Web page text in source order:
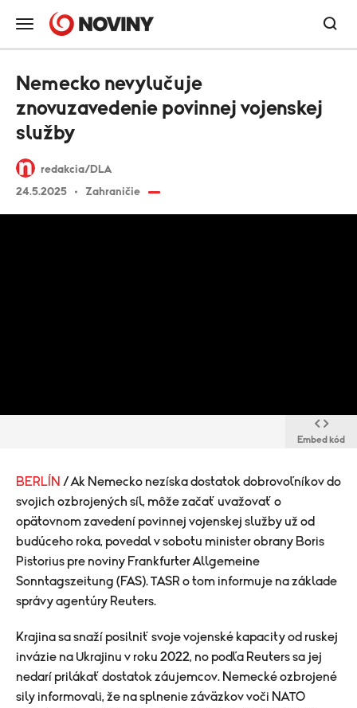
redakcia/DLA
24.5.2025
Zahraničie
Nemecko nevylučuje
znovuzavedenie povinnej vojenskej
služby
Embed kód
BERLÍN / Ak Nemecko nezíska dostatok dobrovoľníkov do
svojich ozbrojených síl, môže začať uvažovať o
opätovnom zavedení povinnej vojenskej služby už od
budúceho roka, povedal v sobotu minister obrany Boris
Pistorius pre noviny Frankfurter Allgemeine
Sonntagszeitung (FAS). TASR o tom informuje na základe
správy agentúry Reuters.
Krajina sa snaží posilniť svoje vojenské kapacity od ruskej
invázie na Ukrajinu v roku 2022, no podľa Reuters sa jej
nedarí prilákať dostatok záujemcov. Nemecké ozbrojené
sily informovali, že na splnenie záväzkov voči NATO